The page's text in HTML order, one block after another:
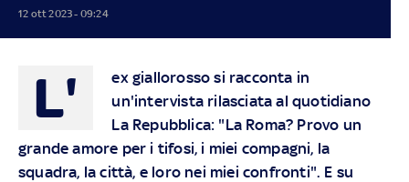
12 ott 2023 - 09:24
L'
ex giallorosso si racconta in
un'intervista rilasciata al quotidiano
La Repubblica: "La Roma? Provo un
grande amore per i tifosi, i miei compagni, la
squadra, la città, e loro nei miei confronti". E su